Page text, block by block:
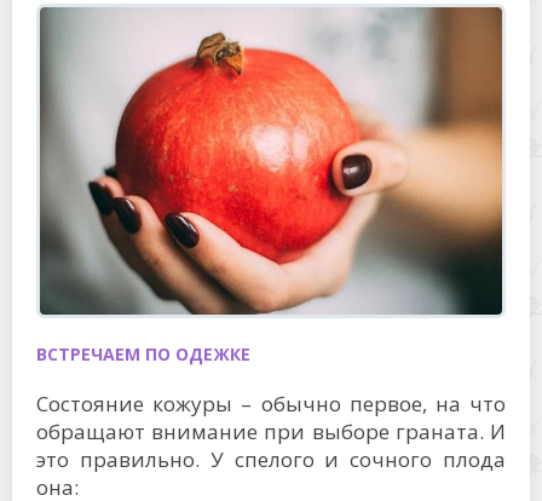
ВСТРЕЧАЕМ ПО ОДЕЖКЕ
Состояние кожуры – обычно первое, на что
обращают внимание при выборе граната. И
это правильно. У спелого и сочного плода
она: